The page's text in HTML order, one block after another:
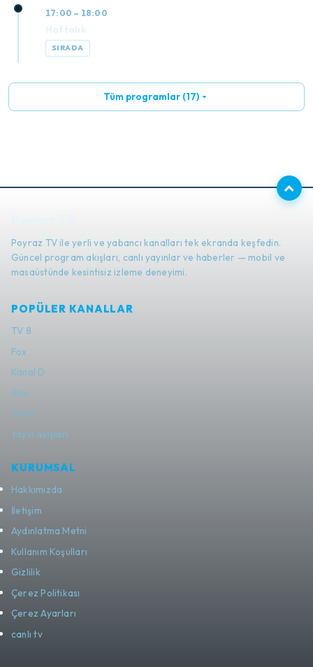
17:00 – 18:00
Haftalık
SIRADA
Tüm programlar (17)
Poyraz TV ile yerli ve yabancı kanalları tek ekranda keşfedin.
Güncel program akışları, canlı yayınlar ve haberler — mobil ve
masaüstünde kesintisiz izleme deneyimi.
POPÜLER KANALLAR
TV 8
Fox
Kanal D
Star
Show
Yayın akışları
KURUMSAL
Hakkımızda
İletişim
Aydınlatma Metni
Kullanım Koşulları
Gizlilik
Çerez Politikası
Çerez Ayarları
canlı tv